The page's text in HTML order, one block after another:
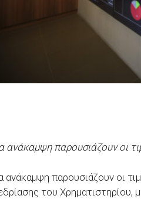
ανάκαμψη παρουσιάζουν οι
ανάκαμψη παρουσιάζουν οι
του Χρηματιστηρίου,